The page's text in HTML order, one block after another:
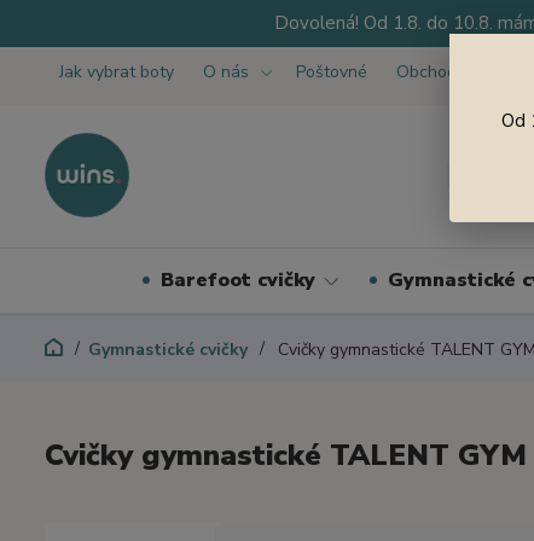
Dovolená! Od 1.8. do 10.8.
Jak vybrat boty O nás Poštovné Obchodní
Barefoot cvičky Gymnastické
Gymnastické cvičky Cvičky gymnastické TALENT
Cvičky gymnastické TALENT
Od